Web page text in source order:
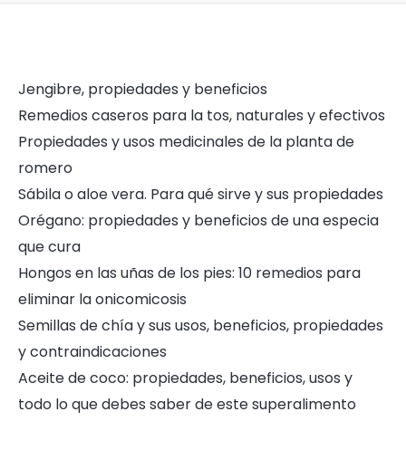
Jengibre, propiedades y beneficios
Remedios caseros para la tos, naturales y efectivos
Propiedades y usos medicinales de la planta de
romero
Sábila o aloe vera. Para qué sirve y sus propiedades
Orégano: propiedades y beneficios de una especia
que cura
Hongos en las uñas de los pies: 10 remedios para
eliminar la onicomicosis
Semillas de chía y sus usos, beneficios, propiedades
y contraindicaciones
Aceite de coco: propiedades, beneficios, usos y
todo lo que debes saber de este superalimento